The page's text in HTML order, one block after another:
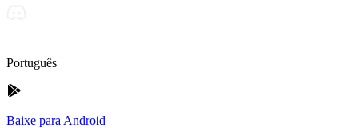
Português
Baixe para Android